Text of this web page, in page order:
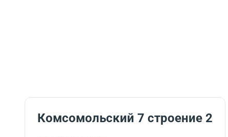
Комсомольский 7 строение 2